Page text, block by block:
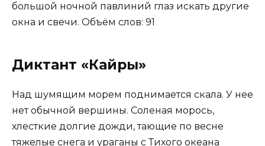
большой ночной павлиний глаз искать другие
окна и свечи. Объём слов: 91
Диктант «Кайры»
Над шумящим морем поднимается скала. У нее
нет обычной вершины. Соленая морось,
хлесткие долгие дожди, тающие по весне
тяжелые снега и ураганы с Тихого океана